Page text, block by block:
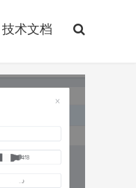
技术文档